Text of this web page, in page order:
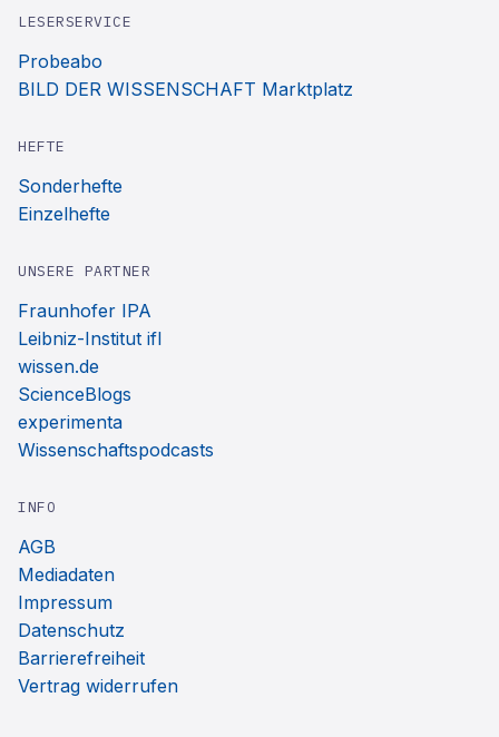
LESERSERVICE
Probeabo
BILD DER WISSENSCHAFT Marktplatz
HEFTE
Sonderhefte
Einzelhefte
UNSERE PARTNER
Fraunhofer IPA
Leibniz-Institut ifl
wissen.de
ScienceBlogs
experimenta
Wissenschaftspodcasts
INFO
AGB
Mediadaten
Impressum
Datenschutz
Barrierefreiheit
Vertrag widerrufen